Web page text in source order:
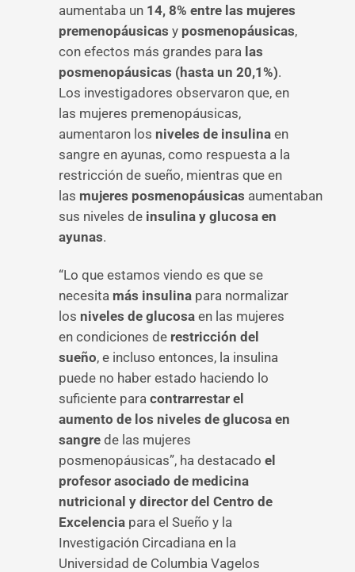
aumentaba un 14, 8% entre las mujeres
premenopáusicas y posmenopáusicas,
con efectos más grandes para las
posmenopáusicas (hasta un 20,1%).
Los investigadores observaron que, en
las mujeres premenopáusicas,
aumentaron los niveles de insulina en
sangre en ayunas, como respuesta a la
restricción de sueño, mientras que en
las mujeres posmenopáusicas aumentaban
sus niveles de insulina y glucosa en
ayunas.
“Lo que estamos viendo es que se
necesita más insulina para normalizar
los niveles de glucosa en las mujeres
en condiciones de restricción del
sueño, e incluso entonces, la insulina
puede no haber estado haciendo lo
suficiente para contrarrestar el
aumento de los niveles de glucosa en
sangre de las mujeres
posmenopáusicas”, ha destacado el
profesor asociado de medicina
nutricional y director del Centro de
Excelencia para el Sueño y la
Investigación Circadiana en la
Universidad de Columbia Vagelos